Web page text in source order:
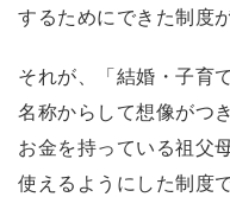
するためにできた制度
それが、「結婚・子育
名称からして想像がつ
お金を持っている祖父
使えるようにした制度で